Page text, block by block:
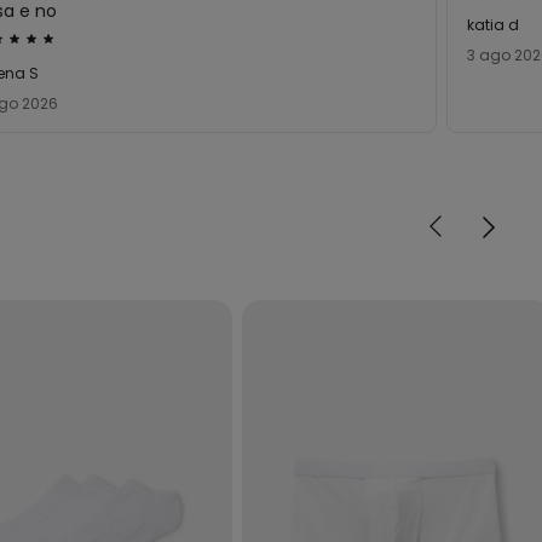
e no
2026
S
5
su
3 ago
katia d